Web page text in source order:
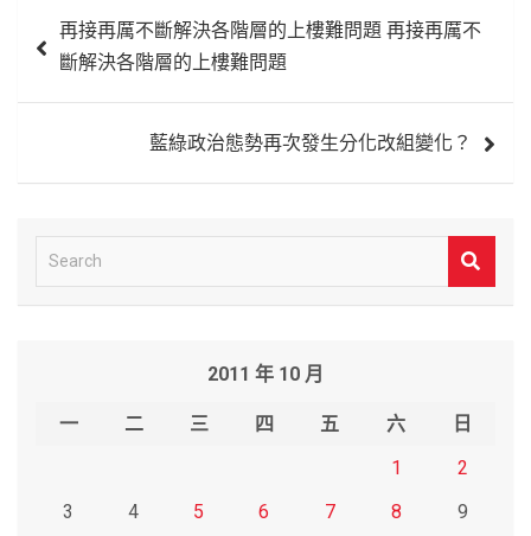
章 再接再厲不斷解決各階層的上樓難問題 再接再厲不
斷解決各階層的上樓難問題
藍綠政治態勢再次發生分化改組變化？
e
2011 年 10 月
一 二 三 四 五 六
日
1
2
3
4 5 6 7 8
9